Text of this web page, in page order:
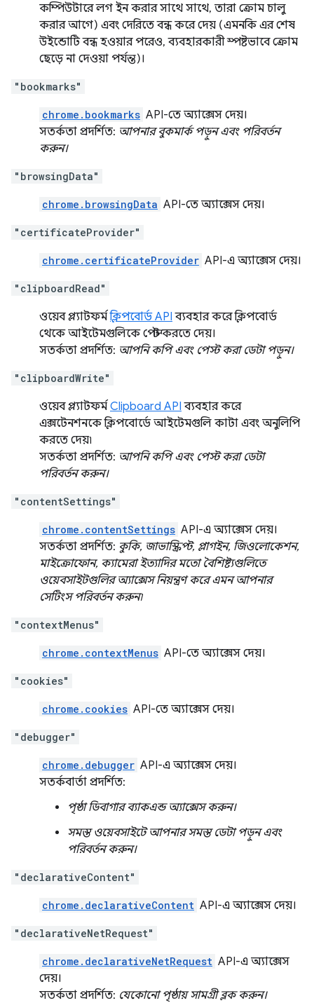
কম্পিউটারে লগ ইন করার সাথে সাথে, তারা ক্রোম চালু
করার আগে) এবং দেরিতে বন্ধ করে দেয় (এমনকি এর শেষ
উইন্ডোটি বন্ধ হওয়ার পরেও, ব্যবহারকারী স্পষ্টভাবে ক্রোম
ছেড়ে না দেওয়া পর্যন্ত)।
"bookmarks"
chrome.bookmarks API-তে অ্যাক্সেস দেয়।
সতর্কতা প্রদর্শিত: আপনার বুকমার্ক পড়ুন এবং পরিবর্তন
করুন।
"browsingData"
chrome.browsingData API-তে অ্যাক্সেস দেয়।
"certificateProvider"
chrome.certificateProvider API-এ অ্যাক্সেস দেয়।
"clipboardRead"
ওয়েব প্ল্যাটফর্মক্লিপবোর্ড API ব্যবহার করে ক্লিপবোর্ড
থেকে আইটেমগুলিকে পেস্ট করতে দেয়।
সতর্কতা প্রদর্শিত: আপনি কপি এবং পেস্ট করা ডেটা পড়ুন।
"clipboardWrite"
ওয়েব প্ল্যাটফর্ম Clipboard API ব্যবহার করে
এক্সটেনশনকে ক্লিপবোর্ডে আইটেমগুলি কাটা এবং অনুলিপি
করতে দেয়৷
সতর্কতা প্রদর্শিত: আপনি কপি এবং পেস্ট করা ডেটা
পরিবর্তন করুন।
"contentSettings"
chrome.contentSettings API-এ অ্যাক্সেস দেয়।
সতর্কতা প্রদর্শিত: কুকি, জাভাস্ক্রিপ্ট, প্লাগইন, জিওলোকেশন,
মাইক্রোফোন, ক্যামেরা ইত্যাদির মতো বৈশিষ্ট্যগুলিতে
ওয়েবসাইটগুলির অ্যাক্সেস নিয়ন্ত্রণ করে এমন আপনার
সেটিংস পরিবর্তন করুন৷
"contextMenus"
chrome.contextMenus API-তে অ্যাক্সেস দেয়।
"cookies"
chrome.cookies API-তে অ্যাক্সেস দেয়।
"debugger"
chrome.debugger API-এ অ্যাক্সেস দেয়।
সতর্কবার্তা প্রদর্শিত:
পৃষ্ঠা ডিবাগার ব্যাকএন্ড অ্যাক্সেস করুন।
সমস্ত ওয়েবসাইটে আপনার সমস্ত ডেটা পড়ুন এবং
পরিবর্তন করুন।
"declarativeContent"
chrome.declarativeContent API-এ অ্যাক্সেস দেয়।
"declarativeNetRequest"
chrome.declarativeNetRequest API-এ অ্যাক্সেস
দেয়।
সতর্কতা প্রদর্শিত: যেকোনো পৃষ্ঠায় সামগ্রী ব্লক করুন।